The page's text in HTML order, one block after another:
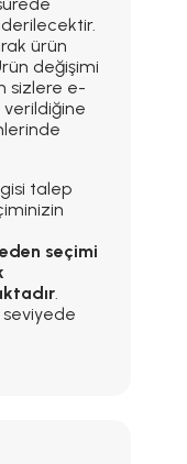
ürün
değişimi
sizlere e-
talep
seçimi
.